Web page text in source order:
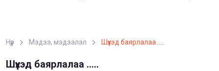
Нүүр Мэдээ, мэдээлэл Шүүхэд баярлалаа .....
Шүүхэд баярлалаа .....
МОНГОЛ УЛСЫН
УНШИЖ СОНСГОХ, ЕРӨНХИЙ